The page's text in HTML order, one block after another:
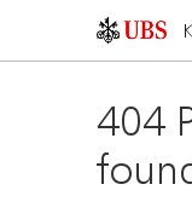
404